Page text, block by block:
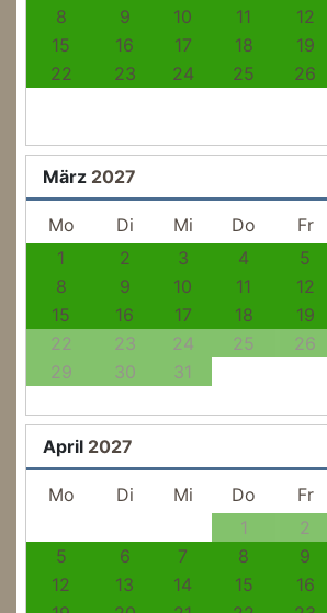
8
9 10 11 12
15
16 17 18 19
22
23 24 25 26
März 2027
Mo Di Mi Do Fr
1
2 3 4 5
8
9 10 11 12
15
16 17 18 19
22
23 24 25 26
29
30 31
April 2027
Mo Di Mi Do Fr
1
2
5
6 7 8 9
12
13 14 15 16